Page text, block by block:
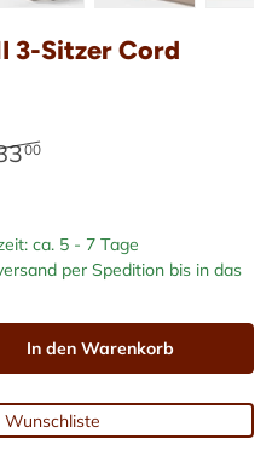
3-Sitzer Cord
00
ca. 5 - 7 Tage
per Spedition bis in das
In den Warenkorb